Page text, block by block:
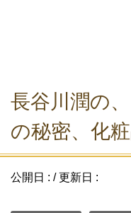
長谷川潤の
の秘密、化
公開日 : / 更新日 :